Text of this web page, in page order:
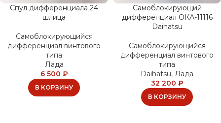
Спул дифференциала 24
шлица
Самоблокирующийся
дифференциал винтового
типа
Лада
6 500 ₽
В КОРЗИНУ
Самоблокирующий
дифференциал ОКА-11116
Daihatsu
Самоблокирующийся
дифференциал винтового
типа
Daihatsu, Лада
32 200 ₽
В КОРЗИНУ